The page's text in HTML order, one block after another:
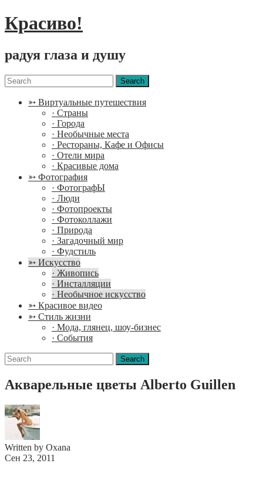
Красиво!
радуя глаза и душу
Menu
Search
for:
➳ Виртуальные путешествия
· Страны
· Города
· Необычные места
· Рестораны, Кафе и Офисы
· Отели мира
· Красивые дома
➳ Фотография
· ФотографЫ
· Люди
· Фотопроекты
· Фотоколлажи
· Природа
· Загадочный мир
· Фудстиль
➳ Искусство
· Живопись
· Инсталляции
· Необычное искусство
➳ Красивое видео
➳ Стиль жизни
· Мода, глянец, шоу-бизнес
· События
Search
for:
Акварельные цветы Alberto Guillen
Written by Oxana
Сен 23, 2011